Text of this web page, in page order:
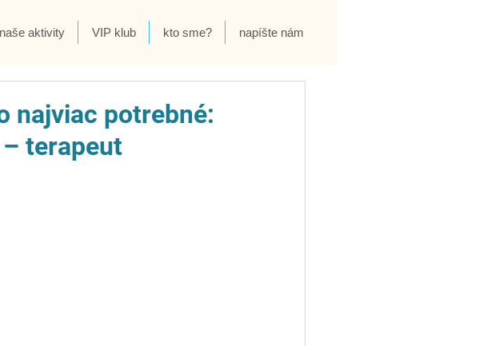
naše aktivity VIP klub kto sme? napíšte nám
najviac potrebné:
terapeut